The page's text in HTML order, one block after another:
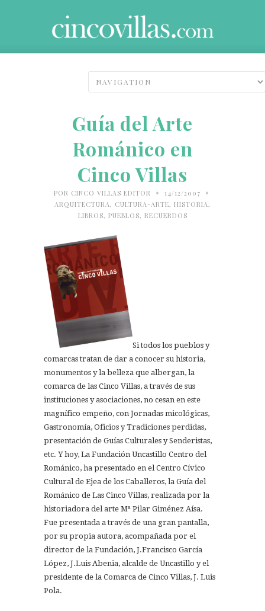
Guía del Arte
Románico en
Cinco Villas
POR CINCO VILLAS EDITOR • 14/12/2007 •
ARQUITECTURA , CULTURA-ARTE, HISTORIA ,
LIBROS, PUEBLOS, RECUERDOS
Si todos los pueblos y
comarcas tratan de dar a conocer su historia,
monumentos y la belleza que albergan, la
comarca de las Cinco Villas, a través de sus
instituciones y asociaciones, no cesan en este
magnífico empeño, con Jornadas micológicas,
Gastronomía, Oficios y Tradiciones perdidas,
presentación de Guías Culturales y Senderistas,
etc. Y hoy, La Fundación Uncastillo Centro del
Románico, ha presentado en el Centro Cívico
Cultural de Ejea de los Caballeros, la Guía del
Románico de Las Cinco Villas, realizada por la
historiadora del arte Mª Pilar Giménez Aísa.
Fue presentada a través de una gran pantalla,
por su propia autora, acompañada por el
director de la Fundación, J.Francisco García
López, J.Luis Abenia, alcalde de Uncastillo y el
presidente de la Comarca de Cinco Villas, J. Luis
Pola.